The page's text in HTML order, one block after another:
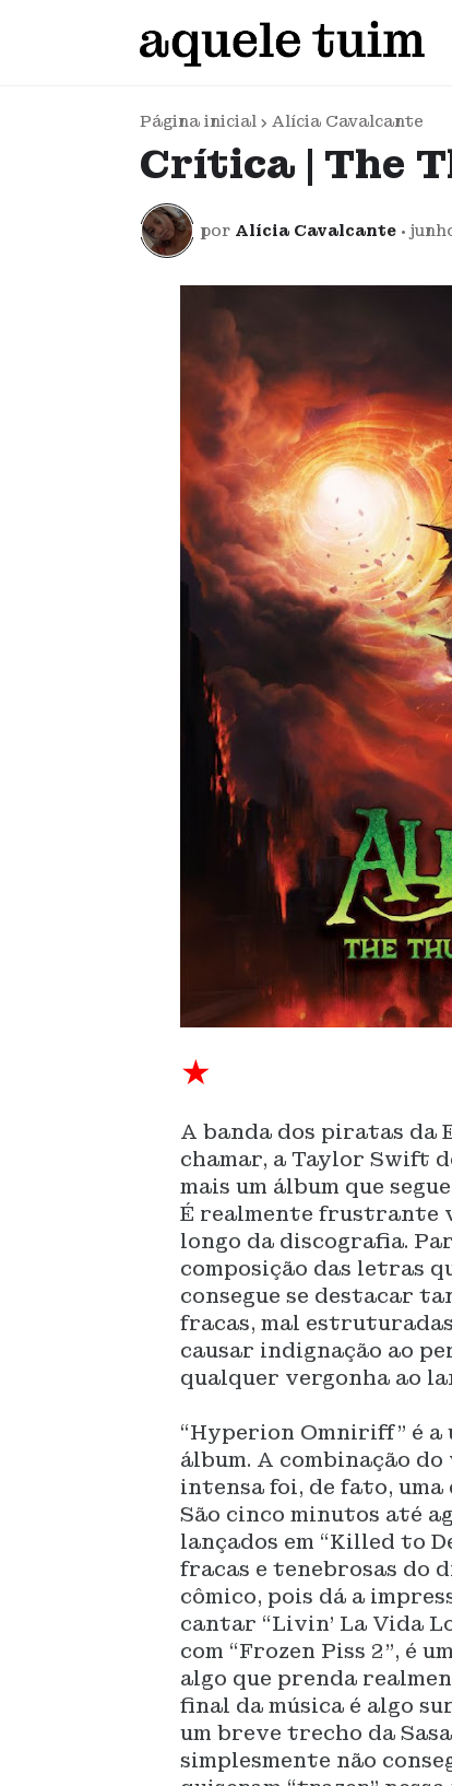
Página inicial Alícia Cavalcante
Crítica | The
por Alícia Cavalcante •
★
A banda dos piratas da
chamar, a Taylor Swift
mais um álbum que
É realmente frustrante
longo da discografia.
composição das letras
consegue se destacar
fracas, mal
causar indignação ao
qualquer vergonha ao
“Hyperion Omniriff” é
álbum. A combinação
intensa foi, de fato, uma
São cinco minutos até
lançados em “Killed to
fracas e tenebrosas do
cômico, pois dá a
cantar “Livin’ La Vida
com “Frozen Piss 2”, é
algo que prenda
final da música é algo
um breve trecho da
simplesmente não